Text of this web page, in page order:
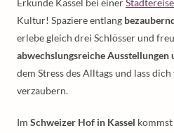
Erkunde Kassel bei einerStädtereise
Kultur! Spaziere entlang
erlebe gleich drei Schlösser und
abwechslungsreiche
dem Stress des Alltags und lass
verzaubern.
Im Schweizer Hof in Kassel